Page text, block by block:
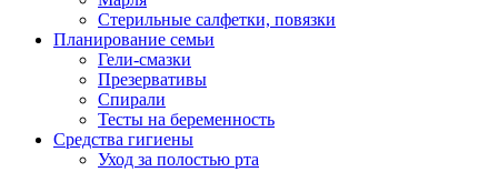
Стерильные салфетки, повязки
Планирование семьи
Гели-смазки
Презервативы
Спирали
Тесты на беременность
Средства гигиены
Уход за полостью рта